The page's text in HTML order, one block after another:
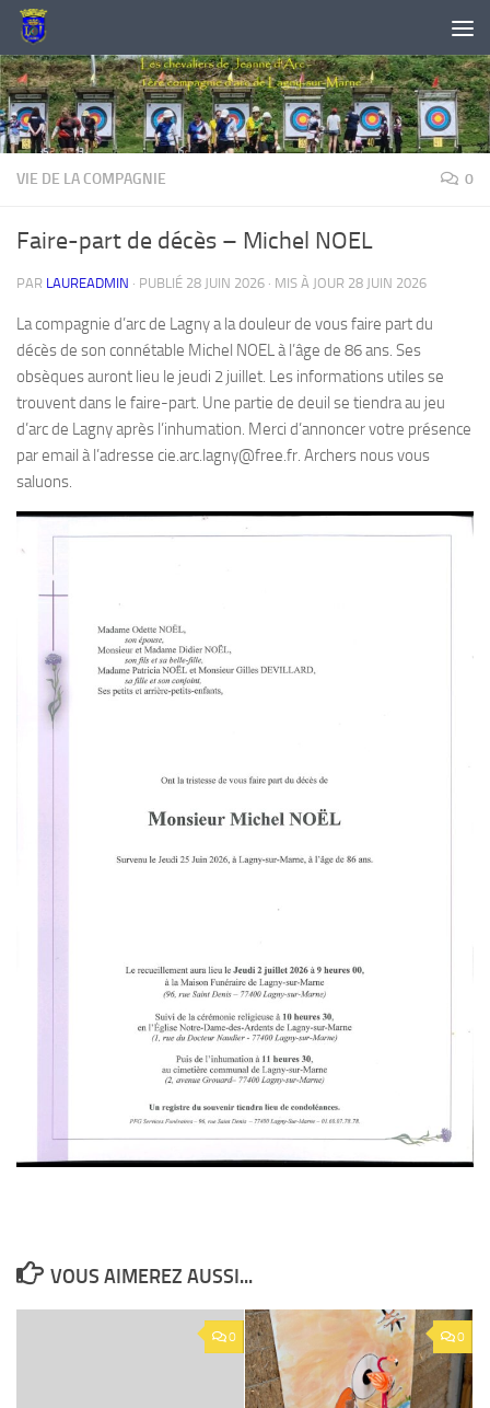
Skip to content
VIE DE LA COMPAGNIE 0
Faire-part de décès – Michel NOEL
PAR LAUREADMIN · PUBLIÉ 28 JUIN 2026 · MIS À JOUR 28 JUIN 2026
La compagnie d’arc de Lagny a la douleur de vous faire part du
décès de son connétable Michel NOEL à l’âge de 86 ans. Ses
obsèques auront lieu le jeudi 2 juillet. Les informations utiles se
trouvent dans le faire-part. Une partie de deuil se tiendra au jeu
d’arc de Lagny après l’inhumation. Merci d’annoncer votre présence
par email à l’adresse cie.arc.lagny@free.fr. Archers nous vous
saluons.
VOUS AIMEREZ AUSSI...
0 0